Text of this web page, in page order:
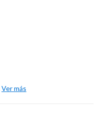
Ver más